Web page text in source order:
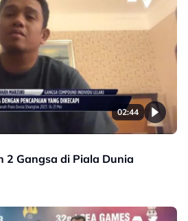
02:44
2 Gangsa di Piala Dunia